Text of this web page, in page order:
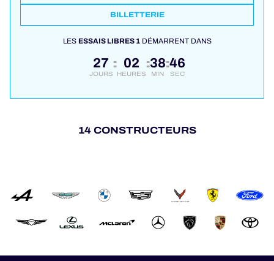
BILLETTERIE
LESESSAIS LIBRES 1DÉMARRENT DANS
27
JOURS
: 02
HEURES
:38
MIN
:45
SEC
14 CONSTRUCTEURS